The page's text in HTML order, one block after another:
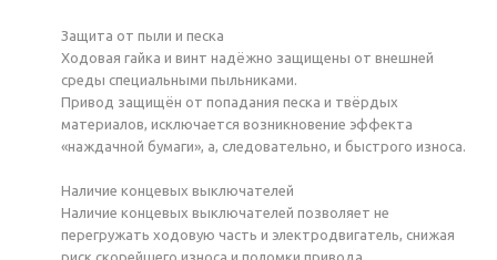
Защита от пыли и песка
Ходовая гайка и винт надёжно защищены от внешней
среды специальными пыльниками.
Привод защищён от попадания песка и твёрдых
материалов, исключается возникновение эффекта
«наждачной бумаги», а, следовательно, и быстрого износа.
Наличие концевых выключателей
Наличие концевых выключателей позволяет не
перегружать ходовую часть и электродвигатель, снижая
риск скорейшего износа и поломки привода.